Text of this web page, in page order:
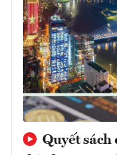
Quyết sách